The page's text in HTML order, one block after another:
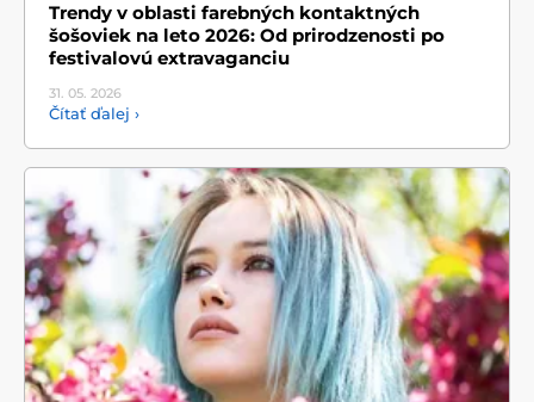
Trendy v oblasti farebných kontaktných
šošoviek na leto 2026: Od prirodzenosti po
festivalovú extravaganciu
31. 05. 2026
Čítať ďalej ›